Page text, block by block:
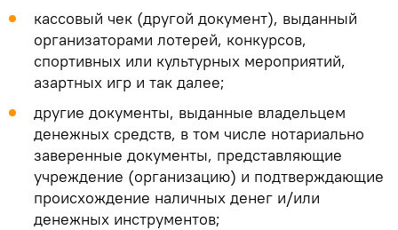
кассовый чек (другой документ), выданный
организаторами лотерей, конкурсов,
спортивных или культурных мероприятий,
азартных игр и так далее;
другие документы, выданные владельцем
денежных средств, в том числе нотариально
заверенные документы, представляющие
учреждение (организацию) и подтверждающие
происхождение наличных денег и/или
денежных инструментов;